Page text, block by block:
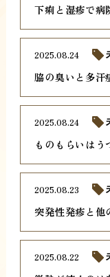
下痢と湿疹で病
脇の臭いと多汗
2025.08.24
ものもらいは
2025.08.24
突発性発疹と他
2025.08.23
2025.08.22